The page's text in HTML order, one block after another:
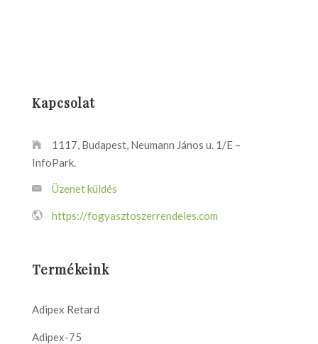
Kapcsolat
1117, Budapest, Neumann János u. 1/E –
InfoPark.
Üzenet küldés
https://fogyasztoszerrendeles.com
Termékeink
Adipex Retard
Adipex-75